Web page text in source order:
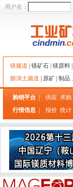
用户名：
镁频道 镁矿石 镁原料
膨润土频道
原矿 制品
购销平台 供应 求购
行情信息
报价 统计